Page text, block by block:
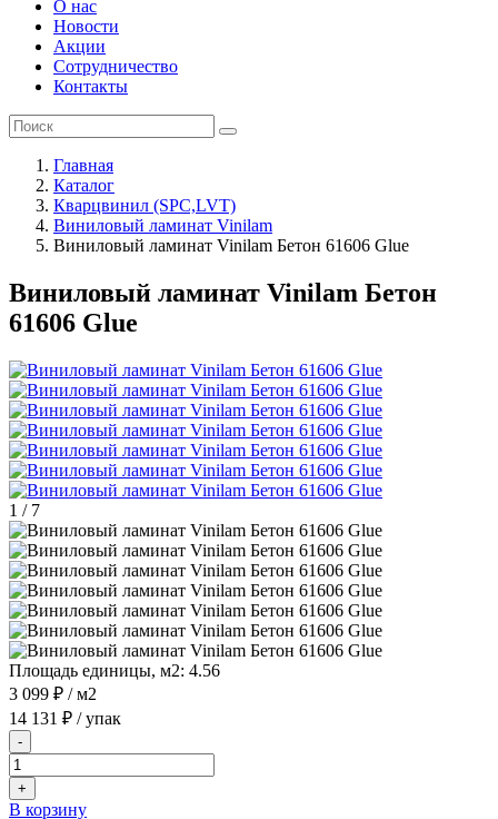
О нас
Новости
Акции
Сотрудничество
Контакты
Главная
Каталог
Кварцвинил (SPC,LVT)
Виниловый ламинат Vinilam
Виниловый ламинат Vinilam Бетон 61606 Glue
Виниловый ламинат Vinilam Бетон
61606 Glue
1 / 7
Площадь единицы, м2: 4.56
3 099 ₽ / м2
14 131 ₽ / упак
-
+
В корзину